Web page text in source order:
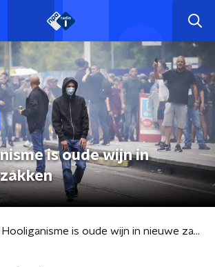
is oude wijn in
Hooliganisme is oude wijn in nieuwe zakken